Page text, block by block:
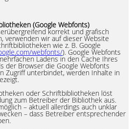
(Google Webfonts)
korrekt und grafisch
verwenden wir auf dieser Website
wie z. B. Google
webfonts/). Google Webfonts
Ladens in den Cache Ihres
der Browser die Google Webfonts
Zugriff unterbindet, werden Inhalte in
oder Schriftbibliotheken löst
zum Betreiber der Bibliothek aus.
– aktuell allerdings auch unklar
– dass Betreiber entsprechender